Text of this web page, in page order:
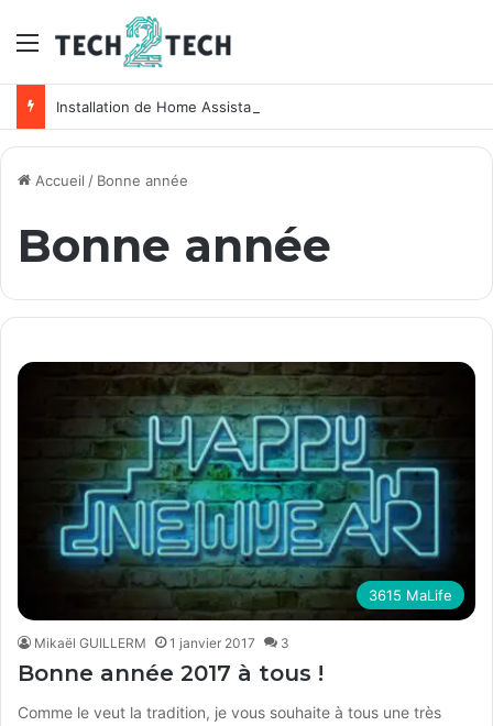
Menu
Installation de Home Assistant sur un NAS Synology
Accueil / Bonne année
Bonne année
3615 MaLife
Mikaël GUILLERM 1 janvier 2017 3
Bonne année 2017 à tous !
Comme le veut la tradition, je vous souhaite à tous une très